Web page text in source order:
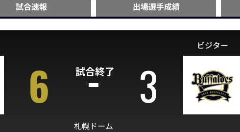
試合速報 出場選手成績
試合終了
6 3
ビジター
札幌ドーム